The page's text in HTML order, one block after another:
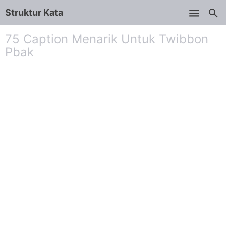
Struktur Kata
75 Caption Menarik Untuk Twibbon
Pbak